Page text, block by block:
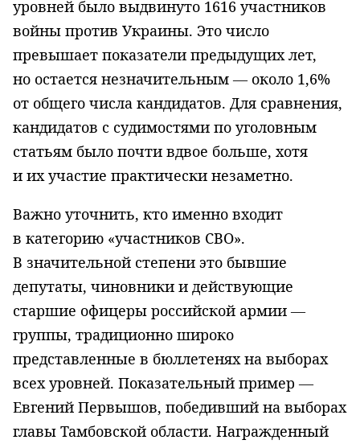
уровней было выдвинуто 1616 участников
войны против Украины. Это число
превышает показатели предыдущих лет,
но остается незначительным — около 1,6%
от общего числа кандидатов. Для сравнения,
кандидатов с судимостями по уголовным
статьям было почти вдвое больше, хотя
и их участие практически незаметно.
Важно уточнить, кто именно входит
в категорию «участников СВО».
В значительной степени это бывшие
депутаты, чиновники и действующие
старшие офицеры российской армии —
группы, традиционно широко
представленные в бюллетенях на выборах
всех уровней. Показательный пример —
Евгений Первышов, победивший на выборах
главы Тамбовской области. Награжденный